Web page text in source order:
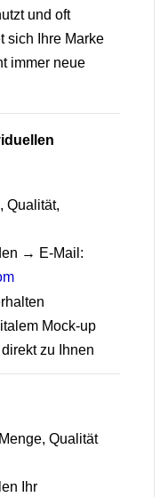
und oft
sich Ihre Marke
immer neue
Qualität,
→ E-Mail:
Mock-up
zu Ihnen
Qualität
Ihr